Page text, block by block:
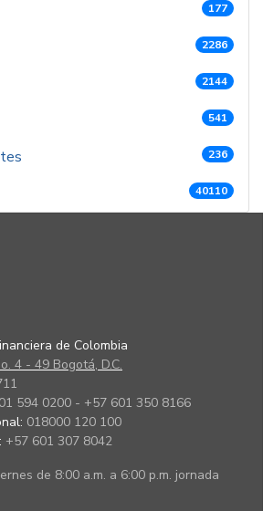
177
2286
2144
541
236
40110
de Colombia
4 - 49 Bogotá, D.C.
594 0200 - +57 601 350 8166
018000 120 100
+57 601 307 8042
de 8:00 a.m. a 6:00 p.m. jornada